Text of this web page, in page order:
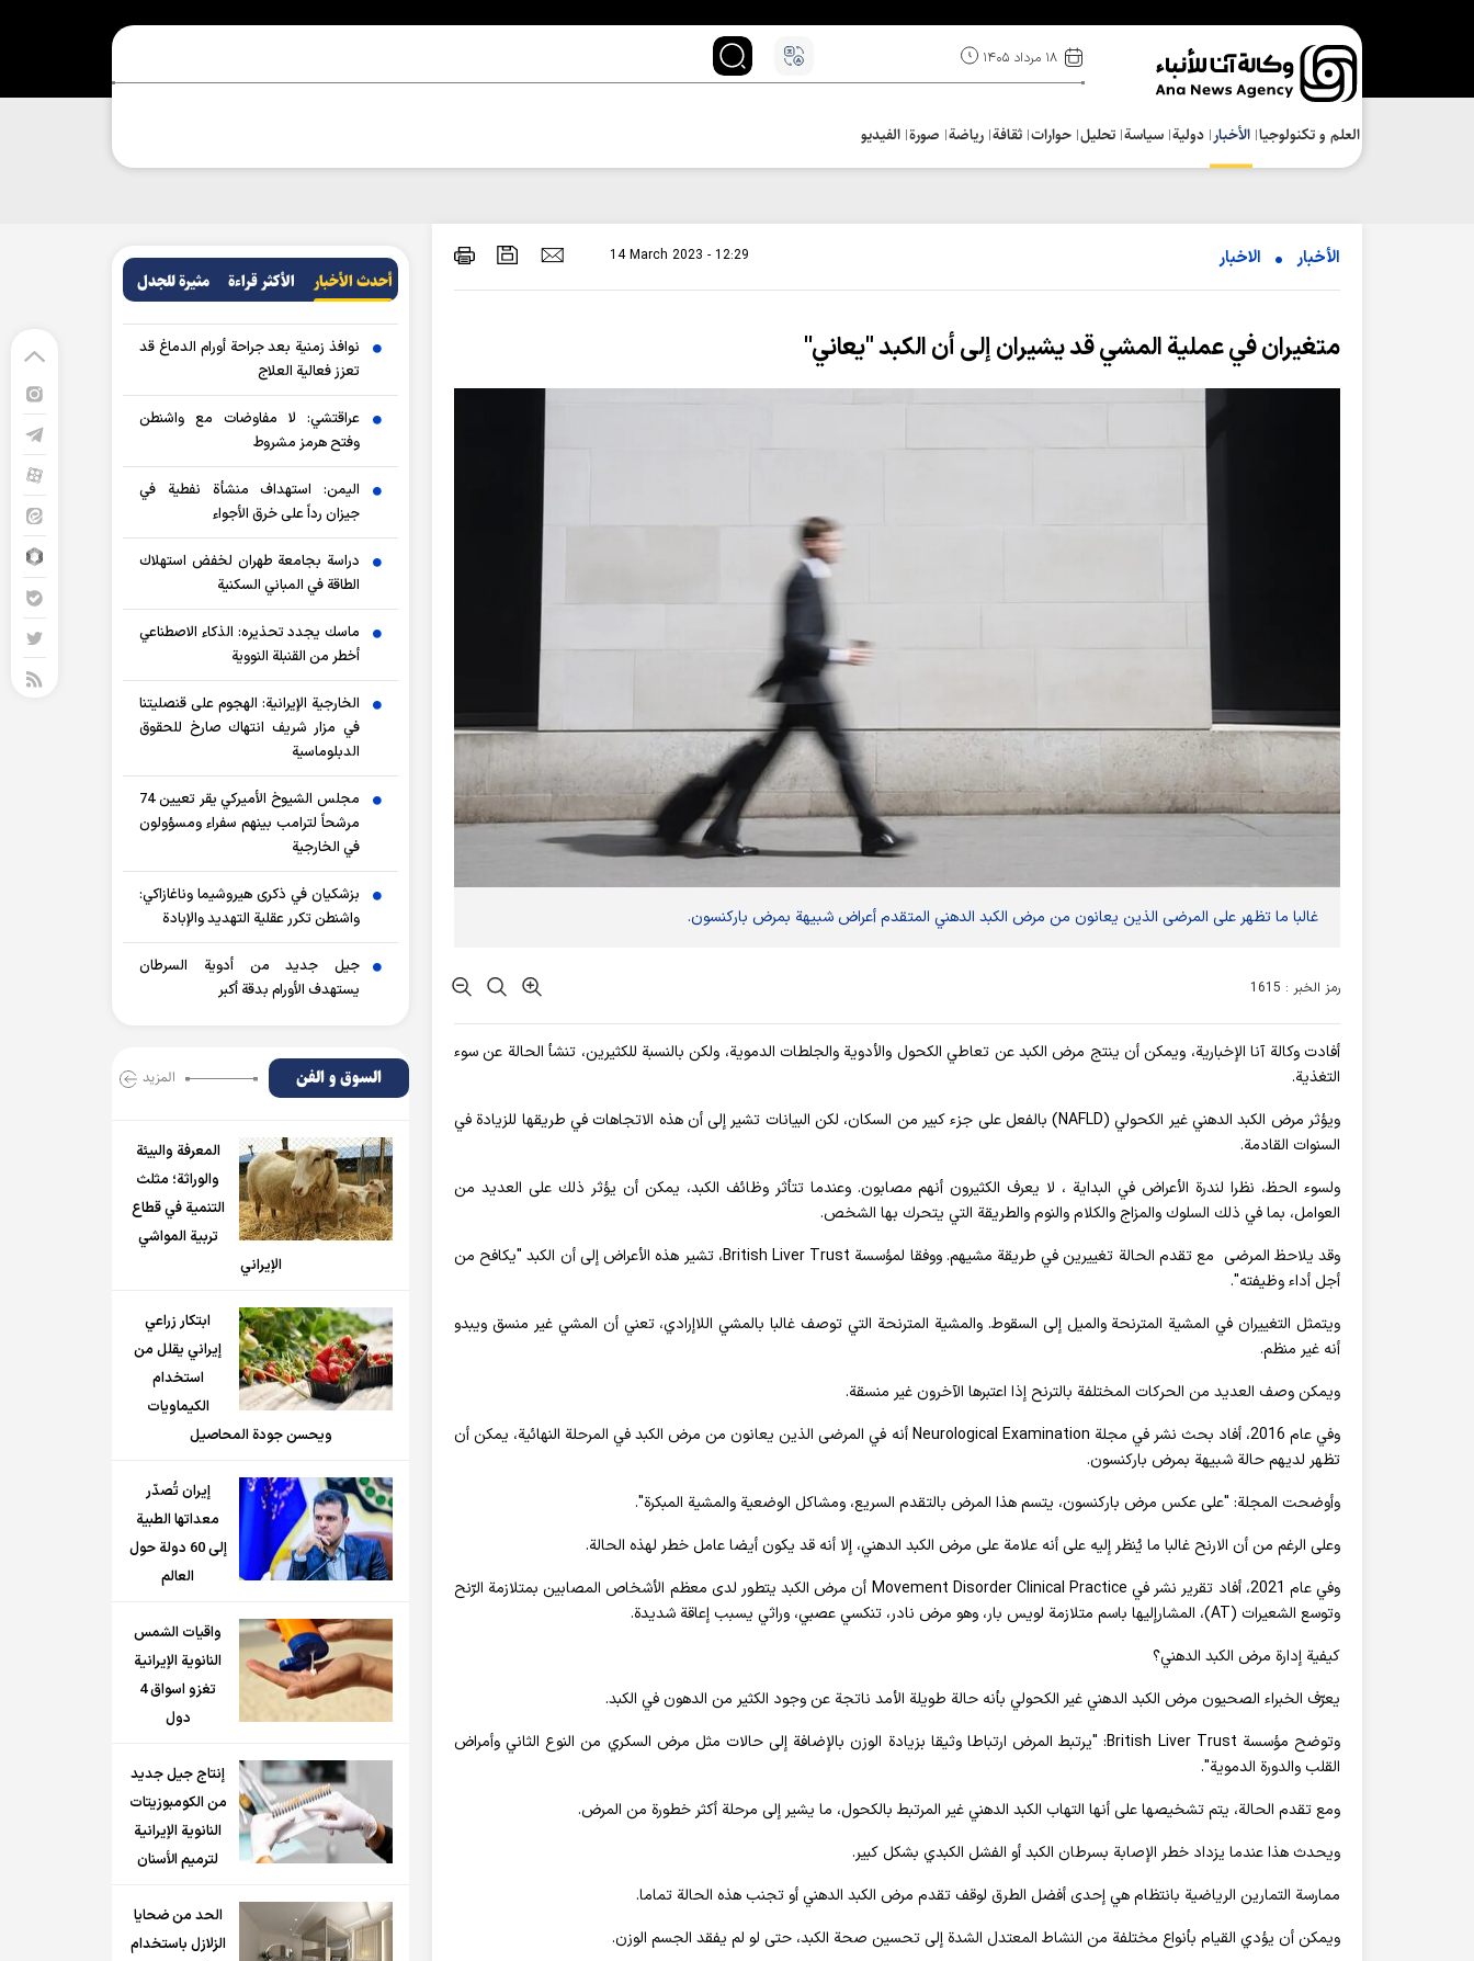
۱۸ مرداد ۱۴۰۵
العلم و تکنولوجیا الأخبار دولية سياسة تحلیل حوارات ثقافة رياضة صورة الفيديو
الأخبار الاخبار 14 March 2023 - 12:29
متغيران في عملية المشي قد يشيران إلى أن الكبد "يعاني''
غالبا ما تظهر على المرضى الذين يعانون من مرض الكبد الدهني المتقدم أعراض شبيهة بمرض باركنسون.
رمز الخبر : 1615
أفادت وکالة آنا الإخباریة، ويمكن أن ينتج مرض الكبد عن تعاطي الكحول والأدوية والجلطات الدموية، ولكن بالنسبة للكثيرين، تنشأ الحالة عن سوء
التغذية.
ويؤثر مرض الكبد الدهني غير الكحولي (NAFLD) بالفعل على جزء كبير من السكان، لكن البيانات تشير إلى أن هذه الاتجاهات في طريقها للزيادة في
السنوات القادمة.
ولسوء الحظ، نظرا لندرة الأعراض في البداية ، لا يعرف الكثيرون أنهم مصابون. وعندما تتأثر وظائف الكبد، يمكن أن يؤثر ذلك على العديد من
العوامل، بما في ذلك السلوك والمزاج والكلام والنوم والطريقة التي يتحرك بها الشخص.
وقد يلاحظ المرضى مع تقدم الحالة تغييرين في طريقة مشيهم. ووفقا لمؤسسة British Liver Trust، تشير هذه الأعراض إلى أن الكبد "يكافح من
أجل أداء وظيفته".
ويتمثل التغييران في المشية المترنحة والميل إلى السقوط. والمشية المترنحة التي توصف غالبا بالمشي اللاإرادي، تعني أن المشي غير منسق ويبدو
أنه غير منظم.
ويمكن وصف العديد من الحركات المختلفة بالترنح إذا اعتبرها الآخرون غير منسقة.
وفي عام 2016، أفاد بحث نشر في مجلة Neurological Examination أنه في المرضى الذين يعانون من مرض الكبد في المرحلة النهائية، يمكن أن
تظهر لديهم حالة شبيهة بمرض باركنسون.
وأوضحت المجلة: "على عكس مرض باركنسون، يتسم هذا المرض بالتقدم السريع، ومشاكل الوضعية والمشية المبكرة".
وعلى الرغم من أن الارنح غالبا ما يُنظر إليه على أنه علامة على مرض الكبد الدهني، إلا أنه قد يكون أيضا عامل خطر لهذه الحالة.
وفي عام 2021، أفاد تقرير نشر في Movement Disorder Clinical Practice أن مرض الكبد يتطور لدى معظم الأشخاص المصابين بمتلازمة الرّنح
وتوسع الشعيرات (AT)، المشارإليها باسم متلازمة لويس بار، وهو مرض نادر، تنكسي عصبي، وراثي يسبب إعاقة شديدة.
كيفية إدارة مرض الكبد الدهني؟
يعرّف الخبراء الصحيون مرض الكبد الدهني غير الكحولي بأنه حالة طويلة الأمد ناتجة عن وجود الكثير من الدهون في الكبد.
وتوضح مؤسسة British Liver Trust: "يرتبط المرض ارتباطا وثيقا بزيادة الوزن بالإضافة إلى حالات مثل مرض السكري من النوع الثاني وأمراض
القلب والدورة الدموية".
ومع تقدم الحالة، يتم تشخيصها على أنها التهاب الكبد الدهني غير المرتبط بالكحول، ما يشير إلى مرحلة أكثر خطورة من المرض.
ويحدث هذا عندما يزداد خطر الإصابة بسرطان الكبد أو الفشل الكبدي بشكل كبير.
ممارسة التمارين الرياضية بانتظام هي إحدى أفضل الطرق لوقف تقدم مرض الكبد الدهني أو تجنب هذه الحالة تماما.
ويمكن أن يؤدي القيام بأنواع مختلفة من النشاط المعتدل الشدة إلى تحسين صحة الكبد، حتى لو لم يفقد الجسم الوزن.
أحدث الأخبار الأکثر قراءة مثيرة للجدل
نوافذ زمنية بعد جراحة أورام الدماغ قد
تعزز فعالية العلاج
عراقتشي: لا مفاوضات مع واشنطن
وفتح هرمز مشروط
اليمن: استهداف منشأة نفطية في
جيزان رداً على خرق الأجواء
دراسة بجامعة طهران لخفض استهلاك
الطاقة في المباني السكنية
ماسك يجدد تحذيره: الذكاء الاصطناعي
أخطر من القنبلة النووية
الخارجية الإيرانية: الهجوم على قنصليتنا
في مزار شريف انتهاك صارخ للحقوق
الدبلوماسية
مجلس الشيوخ الأميركي يقر تعيين 74
مرشحاً لترامب بينهم سفراء ومسؤولون
في الخارجية
بزشكيان في ذكرى هيروشيما وناغازاكي:
واشنطن تكرر عقلية التهديد والإبادة
جيل جديد من أدوية السرطان
يستهدف الأورام بدقة أكبر
السوق و الفن المزید
المعرفة والبيئة
والوراثة؛ مثلث
التنمية في قطاع
تربية المواشي
الإيراني
ابتكار زراعي
إيراني يقلل من
استخدام
الكيماويات
ويحسن جودة المحاصيل
إيران تُصدّر
معداتها الطبية
إلى 60 دولة حول
العالم
واقيات الشمس
النانوية الإيرانية
تغزو اسواق 4
دول
إنتاج جيل جديد
من الكومبوزيتات
النانوية الإيرانية
لترميم الأسنان
الحد من ضحايا
الزلازل باستخدام